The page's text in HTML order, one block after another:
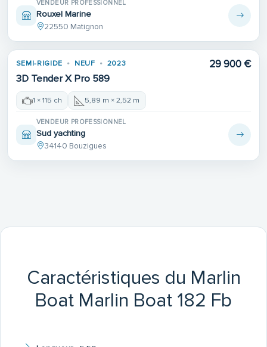
VENDEUR PROFESSIONNEL
Rouxel Marine
22550 Matignon
SEMI-RIGIDE NEUF 2023
3D Tender X Pro 589
29 900 €
1 × 115 ch 5,89 m × 2,52 m
VENDEUR PROFESSIONNEL
Sud yachting
34140 Bouzigues
Caractéristiques du Marlin
Boat Marlin Boat 182 Fb